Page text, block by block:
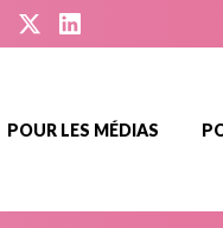
POUR LES MÉDIAS